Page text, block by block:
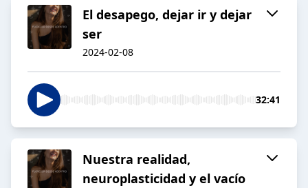
El desapego, dejar ir y dejar
ser
2024-02-08
32:41
Nuestra realidad,
neuroplasticidad y el vacío